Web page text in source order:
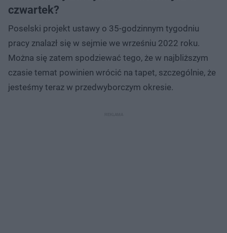
czwartek?
Poselski projekt ustawy o 35-godzinnym tygodniu
pracy znalazł się w sejmie we wrześniu 2022 roku.
Można się zatem spodziewać tego, że w najbliższym
czasie temat powinien wrócić na tapet, szczególnie, że
jesteśmy teraz w przedwyborczym okresie.